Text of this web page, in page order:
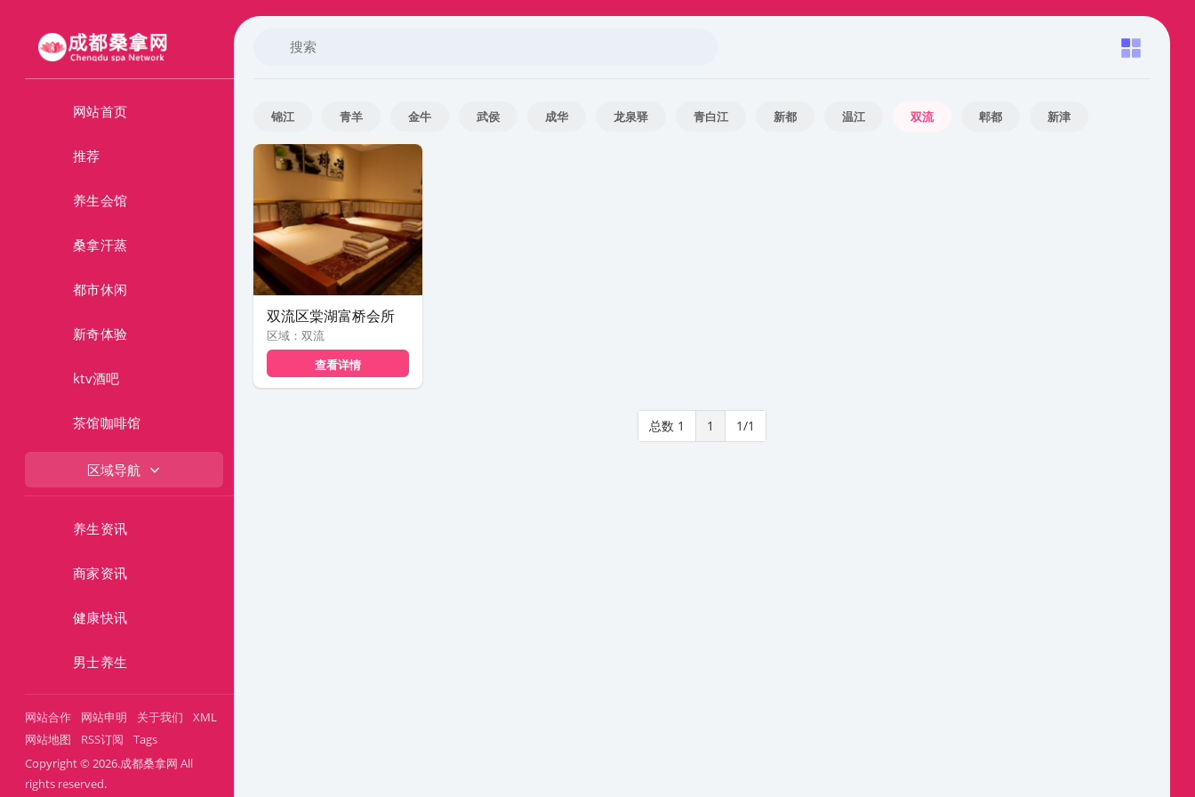
网站首页
推荐
养生会馆
桑拿汗蒸
都市休闲
新奇体验
ktv酒吧
茶馆咖啡馆
区域导航
养生资讯
商家资讯
健康快讯
男士养生
网站合作 网站申明 关于我们
XML
网站地图
RSS订阅
Tags
Copyright © 2026.成都桑拿网 All
rights reserved.
锦江 青羊 金牛 武侯 成华 龙泉驿 青白江 新都 温江 双流 郫都
新津
金堂
大邑 蒲江
绵阳
广元 遂宁
双流区棠湖富桥会所
区域：双流
查看详情
总数 1 1 1/1